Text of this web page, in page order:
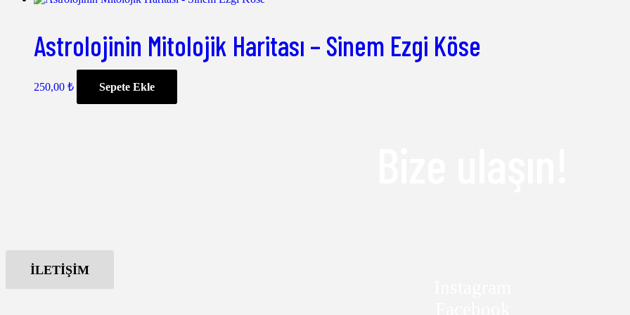
Astrolojinin Mitolojik Haritası – Sinem Ezgi Köse
250,00 ₺ Sepete Ekle
İLETİŞİM